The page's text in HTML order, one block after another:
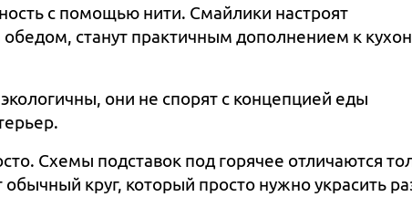
с помощью нити. Смайлики настроят
станут практичным дополнением к
они не спорят с концепцией еды
Схемы подставок под горячее отличаются
круг, который просто нужно украсить